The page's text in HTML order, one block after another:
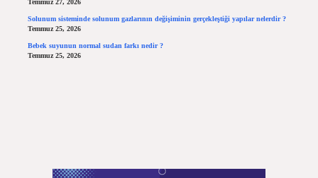
Temmuz 27, 2026
Solunum sisteminde solunum gazlarının değişiminin gerçekleştiği yapılar nelerdir ?
Temmuz 25, 2026
Bebek suyunun normal sudan farkı nedir ?
Temmuz 25, 2026